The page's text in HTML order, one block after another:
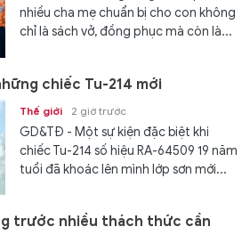
nhiều cha mẹ chuẩn bị cho con không
chỉ là sách vở, đồng phục mà còn là...
chiếc Tu-214 mới
Thế giới 2 giờ trước
GD&TĐ - Một sự kiện đặc biệt khi
chiếc Tu-214 số hiệu RA-64509 19 năm
tuổi đã khoác lên mình lớp sơn mới...
trước nhiều thách thức cần